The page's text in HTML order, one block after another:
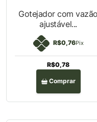
Gotejador com vazão
ajustável...
R$0,76Pix
R$0,78
Comprar